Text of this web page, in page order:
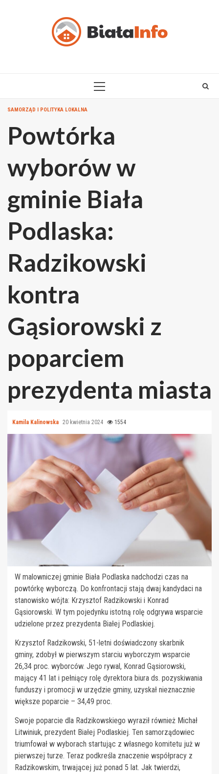
PRIMARY
SAMORZĄD I POLITYKA LOKALNA
Powtórka
wyborów w
gminie Biała
Podlaska:
Radzikowski
kontra
Gąsiorowski z
poparciem
prezydenta miasta
Kamila Kalinowska 20 kwietnia 2024 1554
W malowniczej gminie Biała Podlaska nadchodzi czas na
powtórkę wyborczą. Do konfrontacji stają dwaj kandydaci na
stanowisko wójta: Krzysztof Radzikowski i Konrad
Gąsiorowski. W tym pojedynku istotną rolę odgrywa wsparcie
udzielone przez prezydenta Białej Podlaskiej.
Krzysztof Radzikowski, 51-letni doświadczony skarbnik
gminy, zdobył w pierwszym starciu wyborczym wsparcie
26,34 proc. wyborców. Jego rywal, Konrad Gąsiorowski,
mający 41 lat i pełniący rolę dyrektora biura ds. pozyskiwania
funduszy i promocji w urzędzie gminy, uzyskał nieznacznie
większe poparcie – 34,49 proc.
Swoje poparcie dla Radzikowskiego wyraził również Michał
Litwiniuk, prezydent Białej Podlaskiej. Ten samorządowiec
triumfował w wyborach startując z własnego komitetu już w
pierwszej turze. Teraz podkreśla znaczenie współpracy z
Radzikowskim, trwającej już ponad 5 lat. Jak twierdzi,